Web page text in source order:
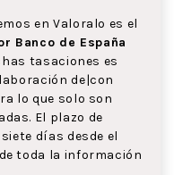
en Valoralo es el
Banco de España
tasaciones es
de|con
lo que solo son
El plazo de
días desde el
toda la información